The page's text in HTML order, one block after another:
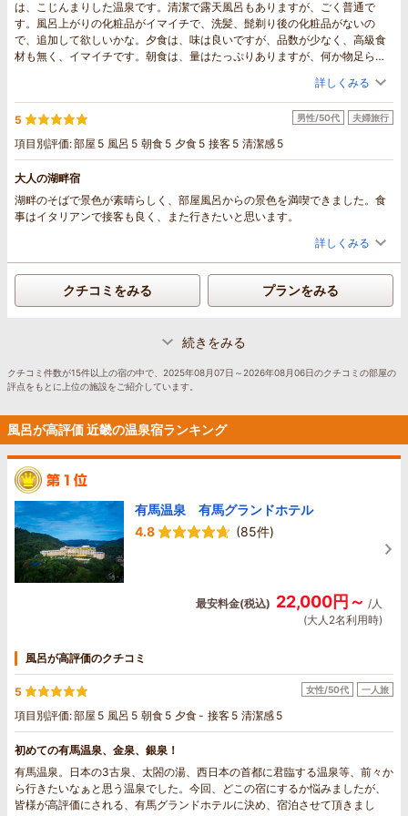
は、こじんまりした温泉です。清潔で露天風呂もありますが、ごく普通で
す。風呂上がりの化粧品がイマイチで、洗髪、髭剃り後の化粧品がないの
で、追加して欲しいかな。夕食は、味は良いですが、品数が少なく、高級食
材も無く、イマイチです。朝食は、量はたっぷりありますが、何か物足らな
てほしいかな？従業員の方は、親切でサービスも良いです。、印象として
は、悪くないですが、感動が無いと言うところです
詳しくみる
5
項目別評価:部屋 5 風呂 5 朝食 5 夕食 5 接客 5 清潔感 5
男性/50代 夫婦旅行
大人の湖畔宿
湖畔のそばで景色が素晴らしく、部屋風呂からの景色を満喫できました。食
事はイタリアンで接客も良く、また行きたいと思います。
詳しくみる
クチコミをみる プランをみる
続きをみる
クチコミ件数が15件以上の宿の中で、2025年08月07日～2026年08月06日のクチコミの部屋の
評点をもとに上位の施設をご紹介しています。
風呂が高評価 近畿の温泉宿ランキング
有馬温泉 有馬グランドホテル
4.8
(85件)
最安料金(税込) 22,000円～ /人
(大人2名利用時)
風呂が高評価のクチコミ
5
項目別評価:部屋 5 風呂 5 朝食 5 夕食- 接客 5 清潔感 5
女性/50代 一人旅
初めての有馬温泉、金泉、銀泉！
有馬温泉。日本の3古泉、太閤の湯、西日本の首都に君臨する温泉等、前々か
ら行きたいなぁと思う温泉でした。今回、どこの宿にするか悩みましたが、
皆様が高評価にされる、有馬グランドホテルに決め、宿泊させて頂きまし